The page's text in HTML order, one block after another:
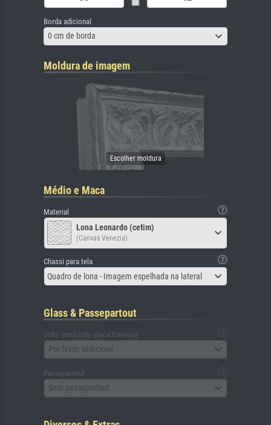
Borda adicional
0 cm de borda
Moldura de imagem
Médio e Maca
Material
Lona Leonardo (cetim)
(Canvas Venezia)
Chassi para tela
Quadro de lona - Imagem espelhada na lateral
Glass & Passepartout
Vidro (incluindo placa traseira)
Por favor, selecione
Passepartout
Sem passepartout